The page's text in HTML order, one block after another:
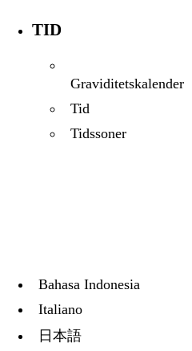
TID
Graviditetskalender
Tid
Tidssoner
Bahasa Indonesia
Italiano
日本語